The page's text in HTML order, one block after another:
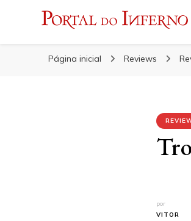
Portal do
Página inicial Reviews
por
VITOR